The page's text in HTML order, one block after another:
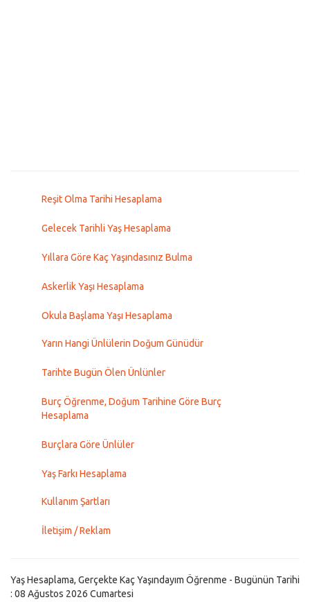
Reşit Olma Tarihi Hesaplama
Gelecek Tarihli Yaş Hesaplama
Yıllara Göre Kaç Yaşındasınız Bulma
Askerlik Yaşı Hesaplama
Okula Başlama Yaşı Hesaplama
Yarın Hangi Ünlülerin Doğum Günüdür
Tarihte Bugün Ölen Ünlünler
Burç Öğrenme, Doğum Tarihine Göre Burç
Hesaplama
Burçlara Göre Ünlüler
Yaş Farkı Hesaplama
Kullanım Şartları
İletişim / Reklam
Yaş Hesaplama, Gerçekte Kaç Yaşındayım Öğrenme - Bugünün Tarihi
: 08 Ağustos 2026 Cumartesi